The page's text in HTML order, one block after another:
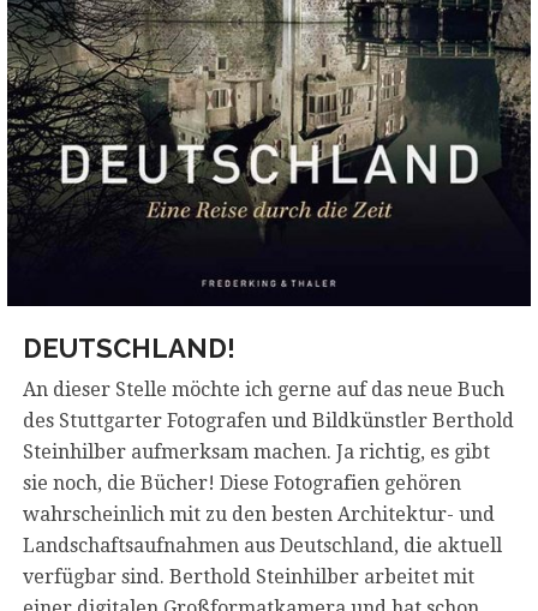
DEUTSCHLAND!
An dieser Stelle möchte ich gerne auf das neue Buch
des Stuttgarter Fotografen und Bildkünstler Berthold
Steinhilber aufmerksam machen. Ja richtig, es gibt
sie noch, die Bücher! Diese Fotografien gehören
wahrscheinlich mit zu den besten Architektur- und
Landschaftsaufnahmen aus Deutschland, die aktuell
verfügbar sind. Berthold Steinhilber arbeitet mit